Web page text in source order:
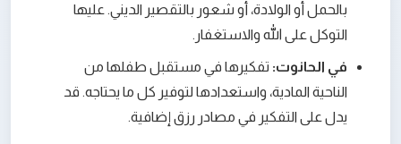
بالحمل أو الولادة، أو شعور بالتقصير الديني. عليها
التوكل على الله والاستغفار.
في الحانوت: تفكيرها في مستقبل طفلها من
الناحية المادية، واستعدادها لتوفير كل ما يحتاجه. قد
يدل على التفكير في مصادر رزق إضافية.